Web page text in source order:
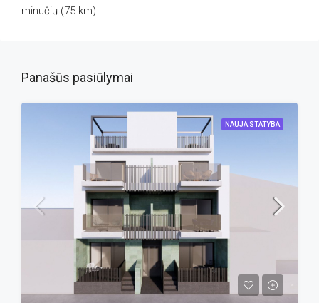
minučių (75 km).
Panašūs pasiūlymai
NAUJA STATYBA